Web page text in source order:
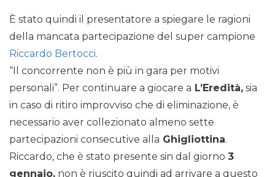
È stato quindi il presentatore a spiegare le ragioni
della mancata partecipazione del super campione
Riccardo Bertocci.
“Il concorrente non è più in gara per motivi
personali”. Per continuare a giocare a L’Eredità, sia
in caso di ritiro improvviso che di eliminazione, è
necessario aver collezionato almeno sette
partecipazioni consecutive alla Ghigliottina.
Riccardo, che è stato presente sin dal giorno 3
gennaio, non è riuscito quindi ad arrivare a questo